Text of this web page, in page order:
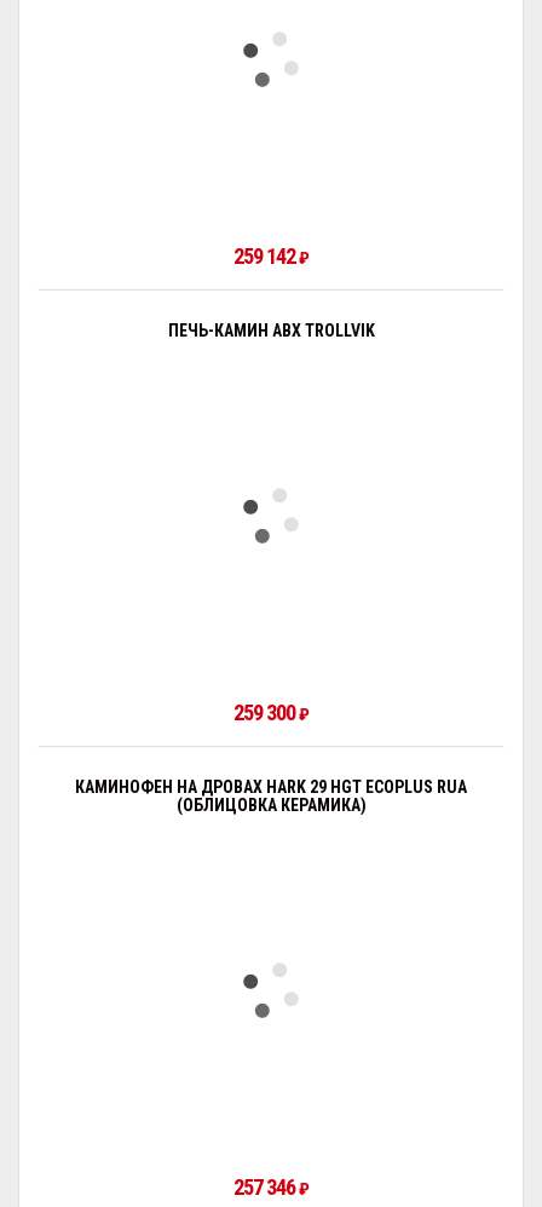
259 142₽
ПЕЧЬ-КАМИН ABX TROLLVIK
259 300₽
КАМИНОФЕН НА ДРОВАХ HARK 29 HGT ECOPLUS RUA
(ОБЛИЦОВКА КЕРАМИКА)
257 346₽